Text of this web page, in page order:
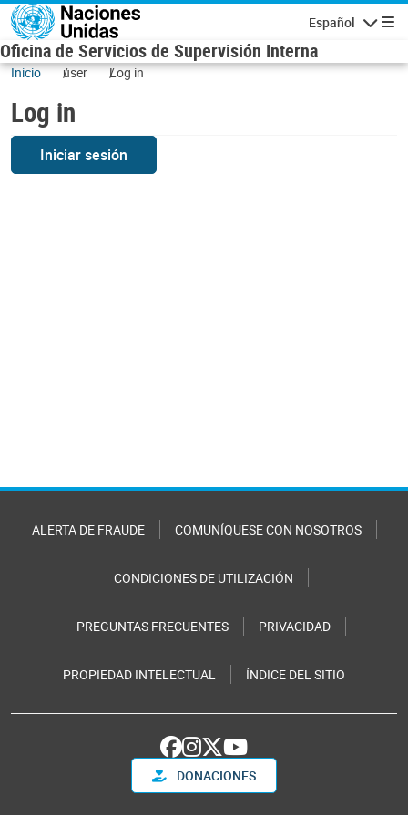
Skip to main content
Español
Oficina de Servicios de Supervisión Interna
Inicio user Log in
Log in
Iniciar sesión
ALERTA DE FRAUDE COMUNÍQUESE CON NOSOTROS
CONDICIONES DE UTILIZACIÓN
PREGUNTAS FRECUENTES PRIVACIDAD
PROPIEDAD INTELECTUAL ÍNDICE DEL SITIO
DONACIONES